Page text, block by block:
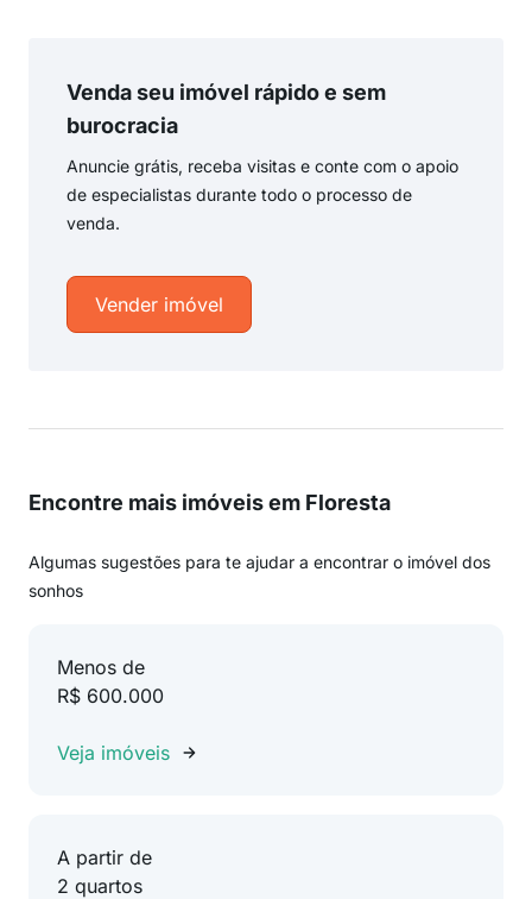
Venda seu imóvel rápido e sem
burocracia
Anuncie grátis, receba visitas e conte com o apoio
de especialistas durante todo o processo de
venda.
Vender imóvel
Encontre mais imóveis em Floresta
Algumas sugestões para te ajudar a encontrar o imóvel dos
sonhos
Menos de
R$ 600.000
Veja imóveis
A partir de
2 quartos